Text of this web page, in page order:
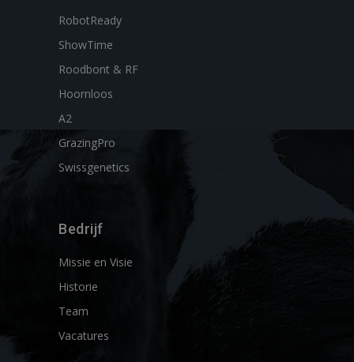
RobotReady
ShowTime
Roodbont & RF
Hoornloos
A2
GrazingPro
Swissgenetics
Bedrijf
Missie en Visie
Historie
Team
Vacatures